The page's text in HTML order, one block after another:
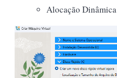
Alocação Dinâmica